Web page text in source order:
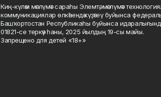
Киң-күләм мәғлүмәт сараһы Элемтә, мәғлүмәт
коммуникациялар өлкәһендә күҙәтеү буйынса
Башҡортостан Республикаһы буйынса
01821-се теркәү һаны, 2025 йылдың 19-сы майы.
Запрещено для детей «18+»